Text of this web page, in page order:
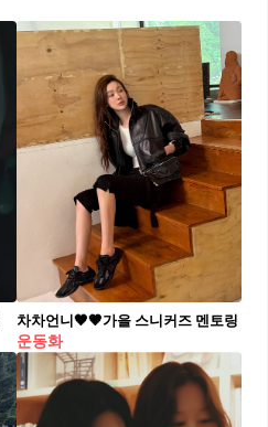
차차언니🖤🤎가을 스니커즈 멘토링
운동화